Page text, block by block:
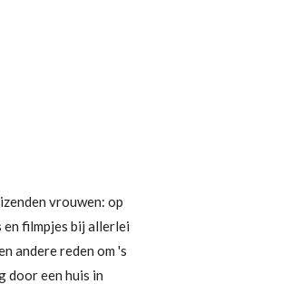
vrouwen: op
filmpjes bij allerlei
andere reden om 's
door een huis in